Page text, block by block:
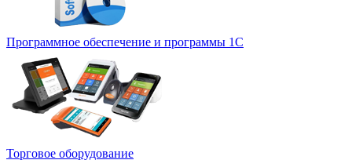
Программное обеспечение и программы 1С
Торговое оборудование